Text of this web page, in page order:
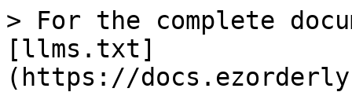
> For the complete
[llms.txt]
(https://